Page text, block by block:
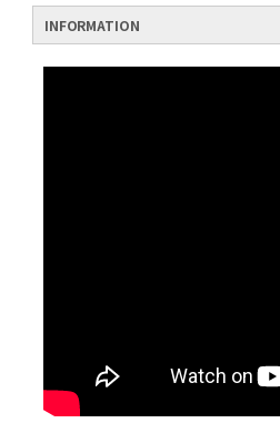
INFORMATION